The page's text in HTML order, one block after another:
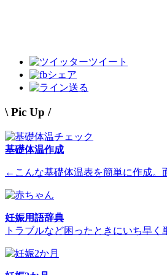
ツイート
シェア
送る
\ Pic Up /
基礎体温作成
←こんな基礎体温表を簡単に作成。
妊娠用語辞典
トラブルなど困ったときにいち早く